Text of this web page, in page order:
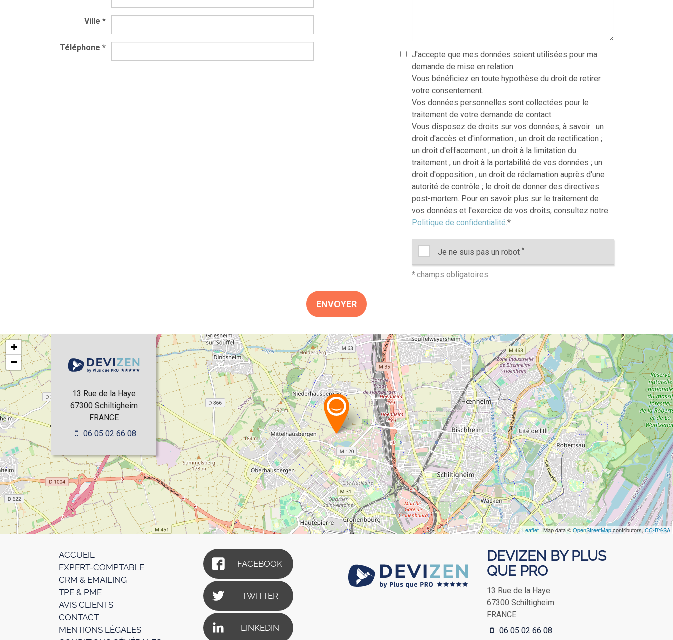
Ville*
Téléphone*
J'accepte que mes données soient utilisées pour ma
demande de mise en relation.
Vous bénéficiez en toute hypothèse du droit de retirer
votre consentement.
Vos données personnelles sont collectées pour le
traitement de votre demande de contact.
Vous disposez de droits sur vos données, à savoir : un
droit d'accès et d'information ; un droit de rectification ;
un droit d'effacement ; un droit à la limitation du
traitement ; un droit à la portabilité de vos données ; un
droit d'opposition ; un droit de réclamation auprès d'une
autorité de contrôle ; le droit de donner des directives
post-mortem. Pour en savoir plus sur le traitement de
vos données et l'exercice de vos droits, consultez notre
Politique de confidentialité.*
Je ne suis pas un robot *
13 Rue de la Haye
67300 Schiltigheim
FRANCE
06 05 02 66 08
+
−
Leaflet | Map data ©OpenStreetMapcontributors, CC-BY-SA
ACCUEIL
EXPERT-COMPTABLE
CRM & EMAILING
TPE & PME
AVIS CLIENTS
CONTACT
MENTIONS LÉGALES
FACEBOOK
TWITTER
LINKEDIN
DEVIZEN BY PLUS
QUE PRO
13 Rue de la Haye
67300 Schiltigheim
FRANCE
06 05 02 66 08